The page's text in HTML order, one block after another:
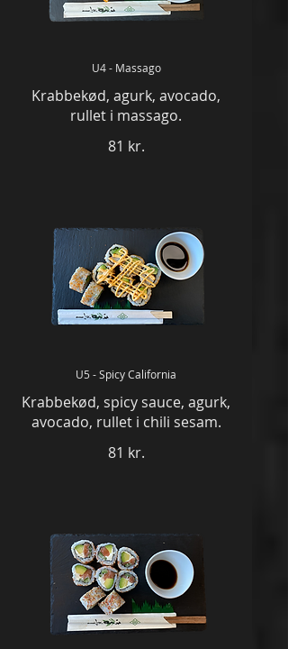
U4 - Massago
Krabbekød, agurk, avocado,
rullet i massago.
81 kr.
U5 - Spicy California
Krabbekød, spicy sauce, agurk,
avocado, rullet i chili sesam.
81 kr.